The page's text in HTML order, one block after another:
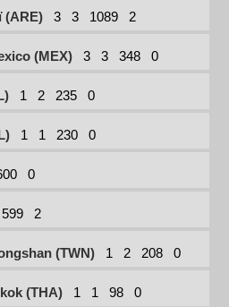
(ARE) 3 3 1089 2
(MEX) 3 3 348 0
1 2 235 0
1 1 230 0
0
599 2
(TWN) 1 2 208 0
(THA) 1 1 98 0